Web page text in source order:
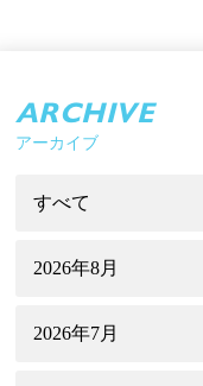
ARCHIVE
アーカイブ
すべて
2026年8月
2026年7月